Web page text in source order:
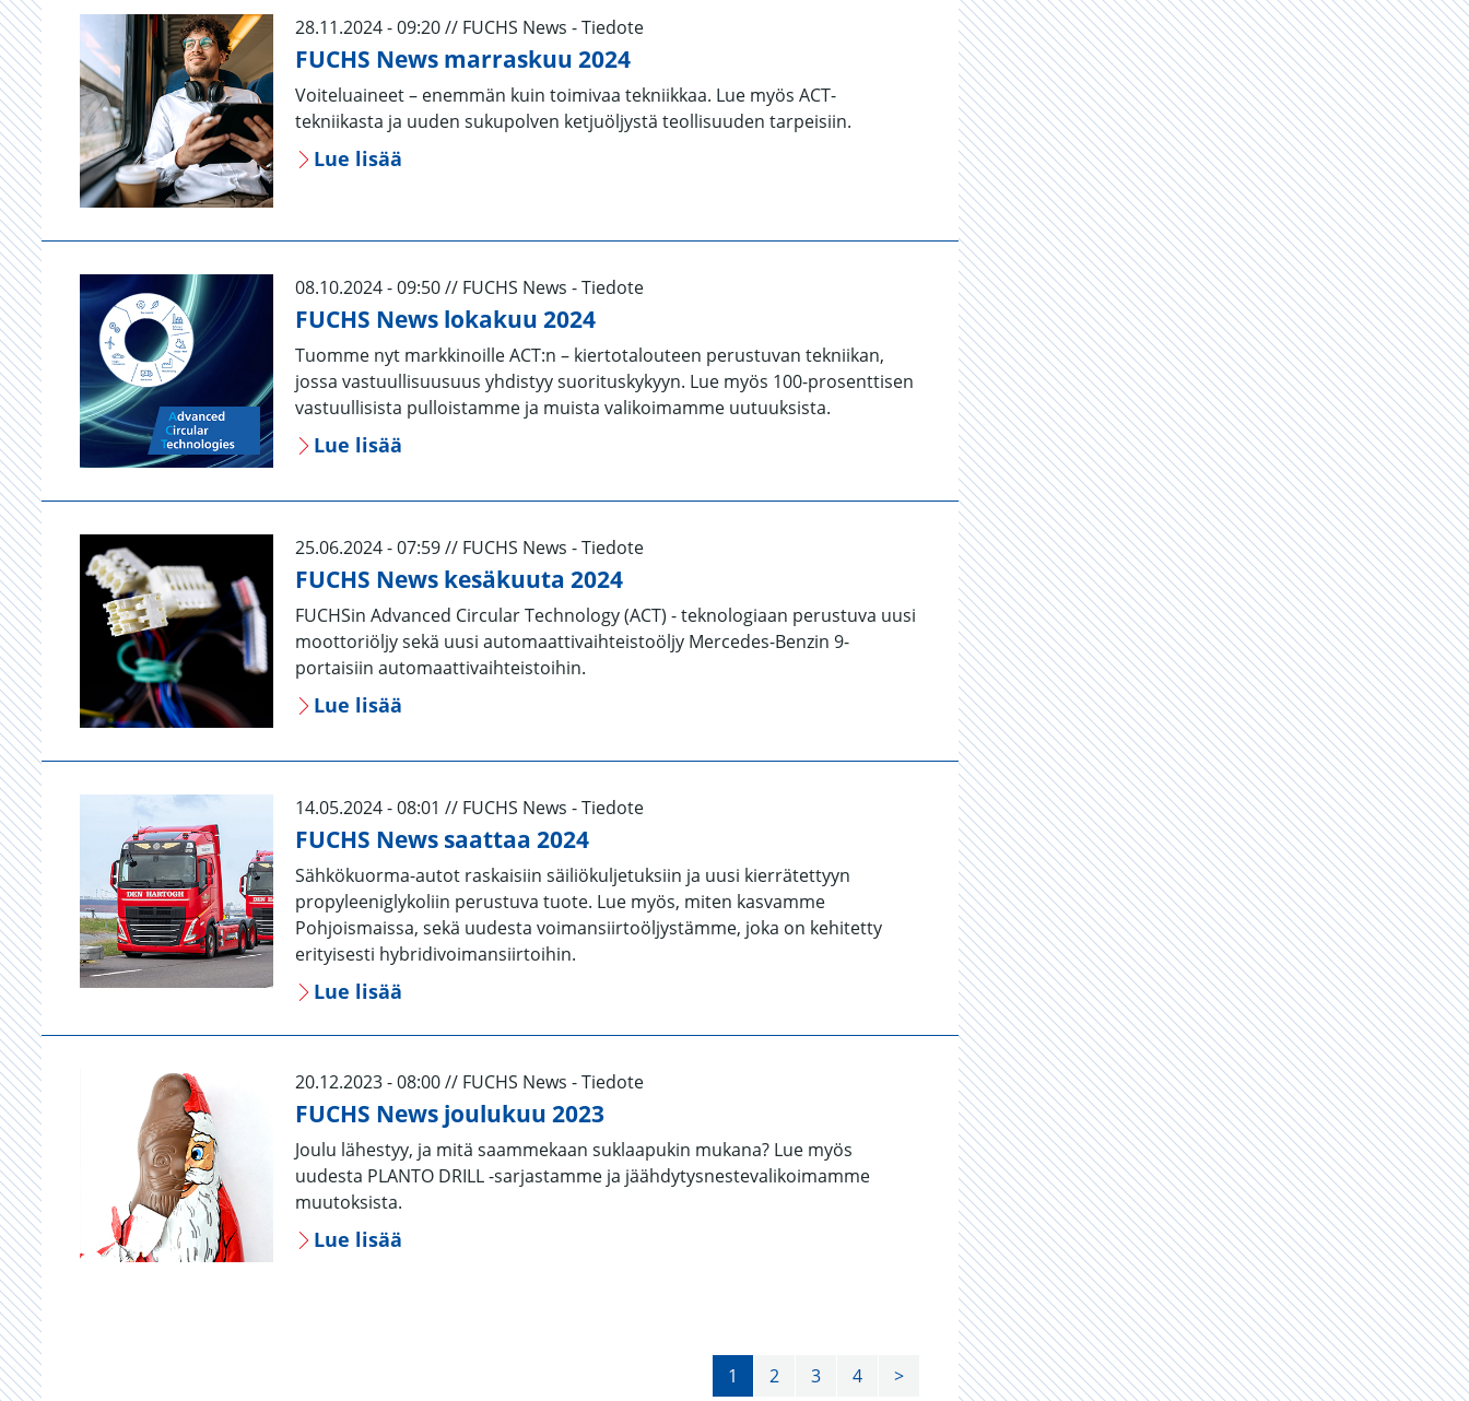
28.11.2024 - 09:20 // FUCHS News - Tiedote
FUCHS News marraskuu 2024
Voiteluaineet – enemmän kuin toimivaa tekniikkaa. Lue myös ACT-
tekniikasta ja uuden sukupolven ketjuöljystä teollisuuden tarpeisiin.
Lue lisää
08.10.2024 - 09:50 // FUCHS News - Tiedote
FUCHS News lokakuu 2024
Tuomme nyt markkinoille ACT:n – kiertotalouteen perustuvan tekniikan,
jossa vastuullisuusuus yhdistyy suorituskykyyn. Lue myös 100-prosenttisen
vastuullisista pulloistamme ja muista valikoimamme uutuuksista.
Lue lisää
25.06.2024 - 07:59 // FUCHS News - Tiedote
FUCHS News kesäkuuta 2024
FUCHSin Advanced Circular Technology (ACT) - teknologiaan perustuva uusi
moottoriöljy sekä uusi automaattivaihteistoöljy Mercedes-Benzin 9-
portaisiin automaattivaihteistoihin.
Lue lisää
14.05.2024 - 08:01 // FUCHS News - Tiedote
FUCHS News saattaa 2024
Sähkökuorma-autot raskaisiin säiliökuljetuksiin ja uusi kierrätettyyn
propyleeniglykoliin perustuva tuote. Lue myös, miten kasvamme
Pohjoismaissa, sekä uudesta voimansiirtoöljystämme, joka on kehitetty
erityisesti hybridivoimansiirtoihin.
Lue lisää
20.12.2023 - 08:00 // FUCHS News - Tiedote
FUCHS News joulukuu 2023
Joulu lähestyy, ja mitä saammekaan suklaapukin mukana? Lue myös
uudesta PLANTO DRILL -sarjastamme ja jäähdytysnestevalikoimamme
muutoksista.
Lue lisää
1 2 3 4 >